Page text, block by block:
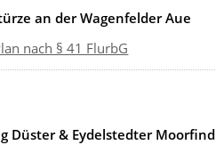
an der Wagenfelder Aue
nach § 41 FlurbG
Düster & Eydelstedter